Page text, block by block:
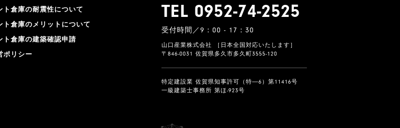
ト倉庫の耐震性について
ト倉庫のメリットについて
ト倉庫の建築確認申請
ポリシー
TEL 0952-74-2525
受付時間／9：00 - 17：30
山口産業株式会社 ［日本全国対応いたします］
〒846-0031 佐賀県多久市多久町3555-120
特定建設業 佐賀県知事許可（特―6）第11416号
一級建築士事務所 第ほ-923号